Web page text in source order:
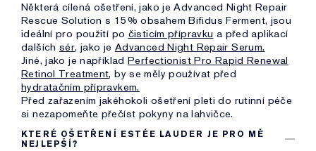
Některá cílená ošetření, jako je Advanced Night Repair
Rescue Solution s 15% obsahem Bifidus Ferment, jsou
ideální pro použití po čisticím přípravku a před aplikací
dalších sér, jako je Advanced Night Repair Serum.
Jiné, jako je například Perfectionist Pro Rapid Renewal
Retinol Treatment, by se měly používat před
hydratačním přípravkem.
Před zařazením jakéhokoli ošetření pleti do rutinní péče
si nezapomeňte přečíst pokyny na lahvičce.
KTERÉ OŠETŘENÍ ESTÉE LAUDER JE PRO MĚ
NEJLEPŠÍ?